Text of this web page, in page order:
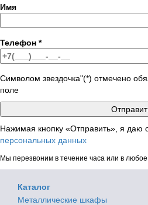
Имя
Телефон *
Символом звездочка"(*) отмечено
поле
Нажимая кнопку «Отправить», я даю
персональных данных
Мы перезвоним в течение часа или в
Каталог
Металлические шкафы